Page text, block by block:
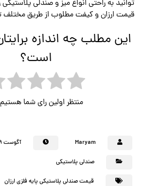
توانید به راحتی انواع میز و صندلی
قیمت ارزان و کیفت مطلوب از طریق مختلف
این مطلب چه اندازه
است؟
منتظر اولین رای شما هستیم
Maryam آگوست ۹, ۲۰۲۰
صندلی پلاستیکی
قیمت صندلی پلاستیکی پایه فلزی ارزان